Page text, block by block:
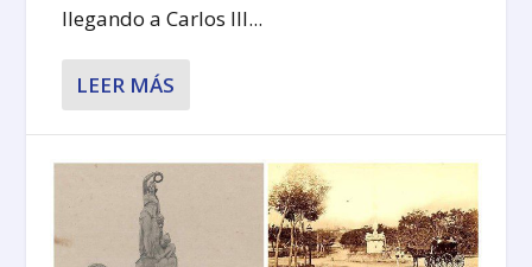
llegando a Carlos III...
LEER MÁS